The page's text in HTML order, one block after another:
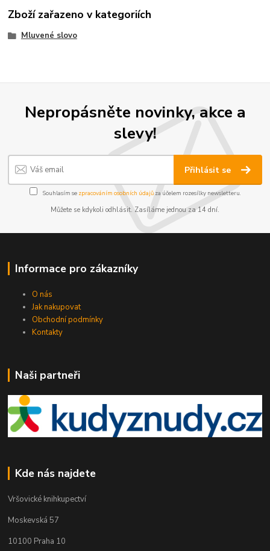
Zboží zařazeno v kategoriích
Mluvené slovo
Nepropásněte novinky, akce a
slevy!
Přihlásit se
Souhlasím se zpracováním osobních údajůza účelem rozesílky newsletteru.
Můžete se kdykoli odhlásit. Zasíláme jednou za 14 dní.
Informace pro zákazníky
O nás
Jak nakupovat
Obchodní podmínky
Kontakty
Naši partneři
Kde nás najdete
Vršovické knihkupectví
Moskevská 57
10100 Praha 10